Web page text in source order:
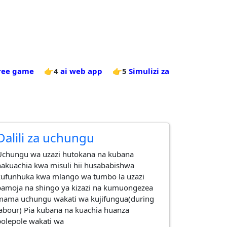
game 👉4 ai web app 👉5 Simulizi za
za uchungu
wa uzazi hutokana na kubana
kwa misuli hii husababishwa
kwa mlango wa tumbo la uzazi
na shingo ya kizazi na kumuongezea
uchungu wakati wa kujifungua(during
Pia kubana na kuachia huanza
wakati wa